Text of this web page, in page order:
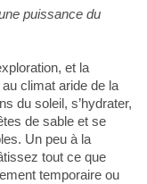
puissance du
et la
climat aride de la
du soleil, s’hydrater,
de sable et se
Un peu à la
tout ce que
temporaire ou